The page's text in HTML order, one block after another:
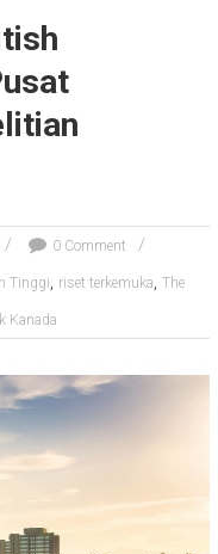
0 Comment
Tinggi, riset terkemuka, The
Kanada